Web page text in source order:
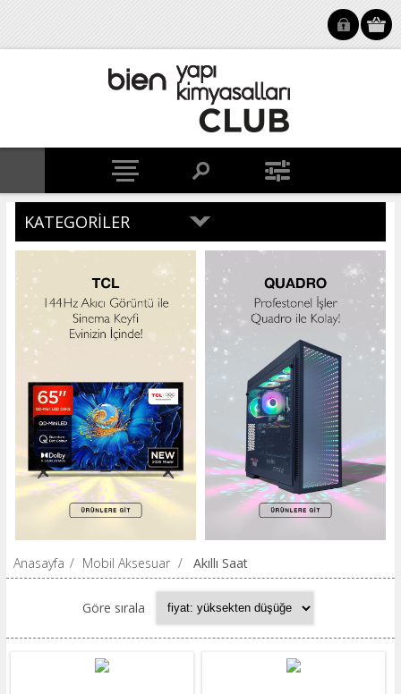
KATEGORILER
Anasayfa / Mobil Aksesuar / Akıllı Saat
Göre sırala